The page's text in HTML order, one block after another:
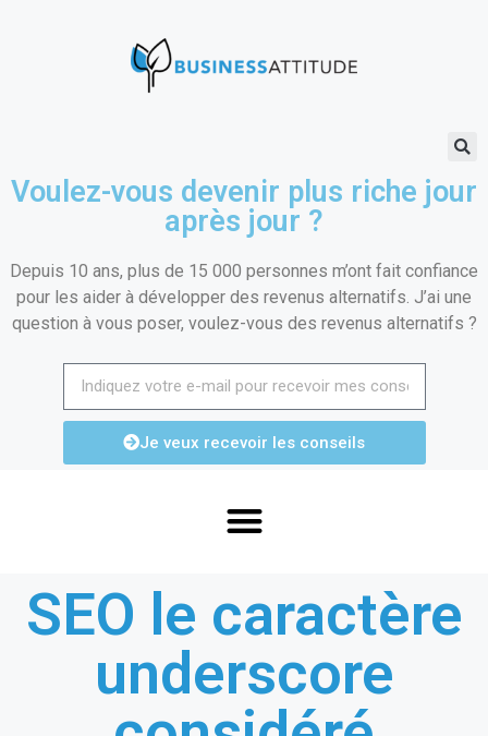
Voulez-vous devenir plus riche jour
après jour ?
Depuis 10 ans, plus de 15 000 personnes m’ont fait confiance
pour les aider à développer des revenus alternatifs. J’ai une
question à vous poser, voulez-vous des revenus alternatifs ?
Je veux recevoir les conseils
SEO le caractère
underscore